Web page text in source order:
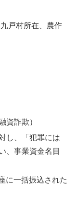
戸村所在、農作
資詐欺）
し、「犯罪には
、事業資金名目
に一括振込された